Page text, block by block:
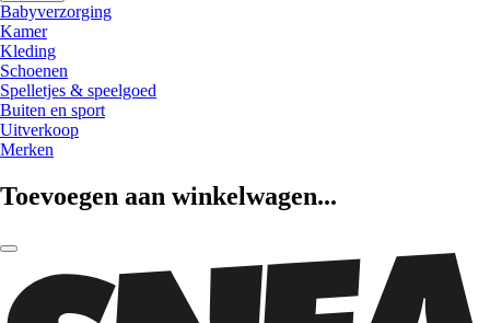
Babyverzorging
Kamer
Kleding
Schoenen
Spelletjes & speelgoed
Buiten en sport
Uitverkoop
Merken
Toevoegen aan winkelwagen...